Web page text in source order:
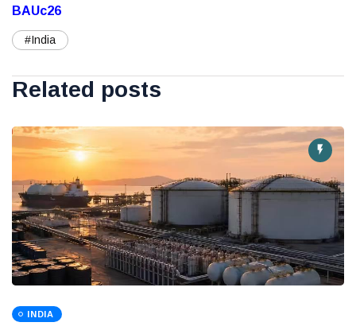
BAUc26
#India
Related posts
INDIA